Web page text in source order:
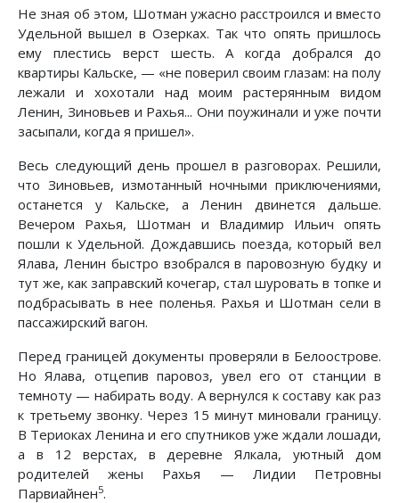
Не зная об этом, Шотман ужасно расстроился и вместо
Удельной вышел в Озерках. Так что опять пришлось
ему плестись верст шесть. А когда добрался до
квартиры Кальске, — «не поверил своим глазам: на полу
лежали и хохотали над моим растерянным видом
Ленин, Зиновьев и Рахья... Они поужинали и уже почти
засыпали, когда я пришел».
Весь следующий день прошел в разговорах. Решили,
что Зиновьев, измотанный ночными приключениями,
останется у Кальске, а Ленин двинется дальше.
Вечером Рахья, Шотман и Владимир Ильич опять
пошли к Удельной. Дождавшись поезда, который вел
Ялава, Ленин быстро взобрался в паровозную будку и
тут же, как заправский кочегар, стал шуровать в топке и
подбрасывать в нее поленья. Рахья и Шотман сели в
пассажирский вагон.
Перед границей документы проверяли в Белоострове.
Но Ялава, отцепив паровоз, увел его от станции в
темноту — набирать воду. А вернулся к составу как раз
к третьему звонку. Через 15 минут миновали границу.
В Териоках Ленина и его спутников уже ждали лошади,
а в 12 верстах, в деревне Ялкала, уютный дом
родителей жены Рахья — Лидии Петровны
Парвиайнен5.